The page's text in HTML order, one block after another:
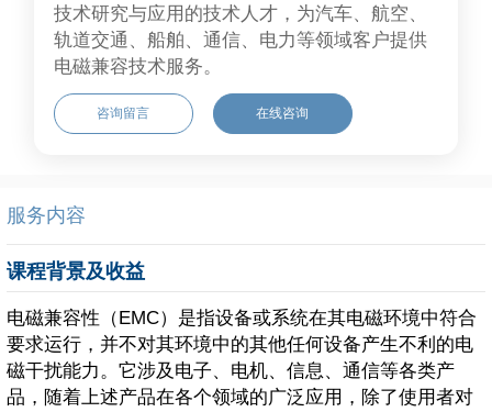
技术研究与应用的技术人才，为汽车、航空、
轨道交通、船舶、通信、电力等领域客户提供
电磁兼容技术服务。
咨询留言 在线咨询
服务内容
课程背景及收益
电磁兼容性（EMC）是指设备或系统在其电磁环境中符合
要求运行，并不对其环境中的其他任何设备产生不利的电
磁干扰能力。它涉及电子、电机、信息、通信等各类产
品，随着上述产品在各个领域的广泛应用，除了使用者对